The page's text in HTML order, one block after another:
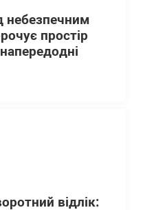
небезпечним
простір
відлік: